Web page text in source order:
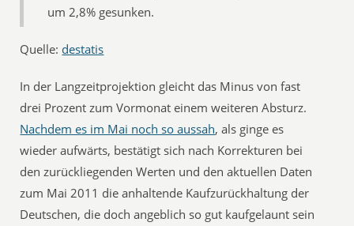
um 2,8% gesunken.
Quelle: destatis
In der Langzeitprojektion gleicht das Minus von fast
drei Prozent zum Vormonat einem weiteren Absturz.
Nachdem es im Mai noch so aussah, als ginge es
wieder aufwärts, bestätigt sich nach Korrekturen bei
den zurückliegenden Werten und den aktuellen Daten
zum Mai 2011 die anhaltende Kaufzurückhaltung der
Deutschen, die doch angeblich so gut kaufgelaunt sein